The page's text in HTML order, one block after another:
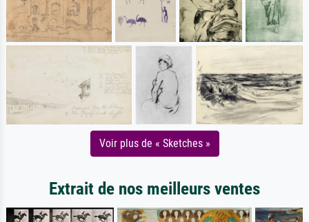
Voir plus de « Sketches »
Extrait de nos meilleurs ventes